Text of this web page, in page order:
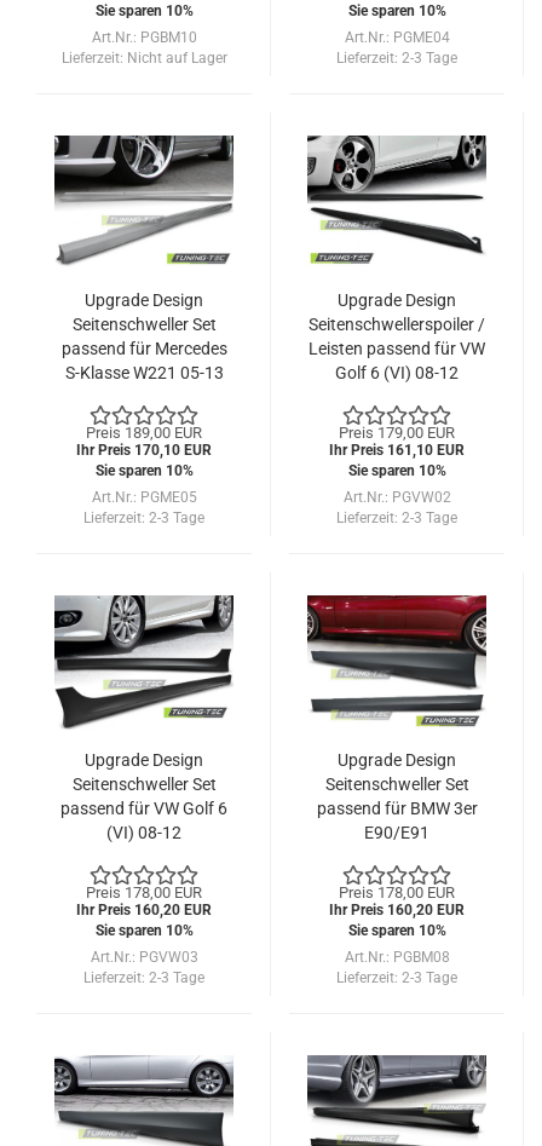
Sie sparen 10%
Art.Nr.: PGBM10
Lieferzeit: Nicht auf Lager
Sie sparen 10%
Art.Nr.: PGME04
Lieferzeit: 2-3 Tage
Upgrade Design
Seitenschweller Set
passend für Mercedes
S-Klasse W221 05-13
Preis 189,00 EUR
Ihr Preis 170,10 EUR
Sie sparen 10%
Art.Nr.: PGME05
Lieferzeit: 2-3 Tage
Upgrade Design
Seitenschwellerspoiler /
Leisten passend für VW
Golf 6 (VI) 08-12
Preis 179,00 EUR
Ihr Preis 161,10 EUR
Sie sparen 10%
Art.Nr.: PGVW02
Lieferzeit: 2-3 Tage
Upgrade Design
Seitenschweller Set
passend für VW Golf 6
(VI) 08-12
Preis 178,00 EUR
Ihr Preis 160,20 EUR
Sie sparen 10%
Art.Nr.: PGVW03
Lieferzeit: 2-3 Tage
Upgrade Design
Seitenschweller Set
passend für BMW 3er
E90/E91
08
Preis 178,00 EUR
Ihr Preis 160,20 EUR
Sie sparen 10%
Art.Nr.: PGBM08
Lieferzeit: 2-3 Tage